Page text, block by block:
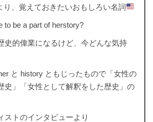
り、覚えておきたいおもしろい名詞
to be a part of herstory?
史的偉業になるけど、今どんな気持
と history ともじったもので「女性の
史」「女性として解釈をした歴史」の
ストのインタビューより